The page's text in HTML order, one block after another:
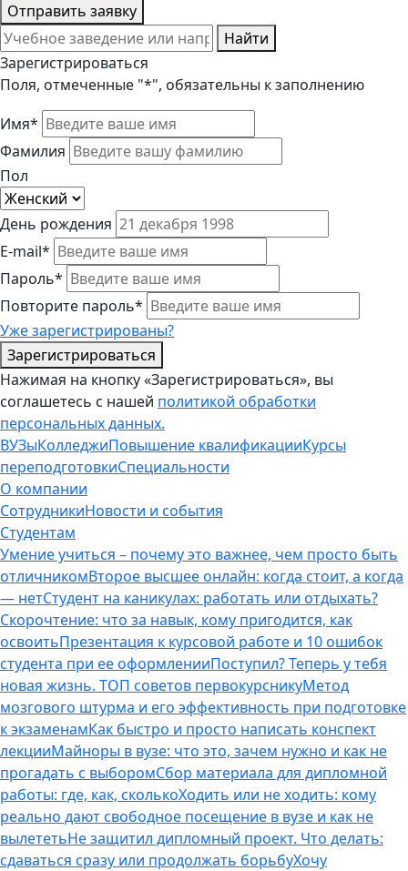
Отправить заявку
Найти
Зарегистрироваться
Поля, отмеченные "*", обязательны к заполнению
Имя*
Фамилия
Пол
День рождения
E-mail*
Пароль*
Повторите пароль*
Уже зарегистрированы?
Зарегистрироваться
Нажимая на кнопку «Зарегистрироваться», вы
соглашетесь с нашей политикой обработки
персональных данных.
ВУЗыКолледжиПовышение квалификацииКурсы
переподготовкиСпециальности
О компании
СотрудникиНовости и события
Студентам
Умение учиться – почему это важнее, чем просто быть
отличникомВторое высшее онлайн: когда стоит, а когда
— нетСтудент на каникулах: работать или отдыхать?
Скорочтение: что за навык, кому пригодится, как
освоитьПрезентация к курсовой работе и 10 ошибок
студента при ее оформленииПоступил? Теперь у тебя
новая жизнь. ТОП советов первокурсникуМетод
мозгового штурма и его эффективность при подготовке
к экзаменамКак быстро и просто написать конспект
лекцииМайноры в вузе: что это, зачем нужно и как не
прогадать с выборомСбор материала для дипломной
работы: где, как, сколькоХодить или не ходить: кому
реально дают свободное посещение в вузе и как не
вылететьНе защитил дипломный проект. Что делать:
сдаваться сразу или продолжать борьбуХочу